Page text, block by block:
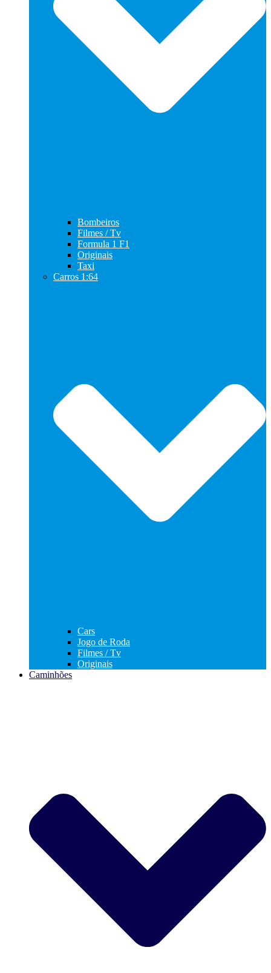
Bombeiros
Filmes / Tv
Formula 1 F1
Originais
Taxi
Carros 1:64
Cars
Jogo de Roda
Filmes / Tv
Originais
Caminhões